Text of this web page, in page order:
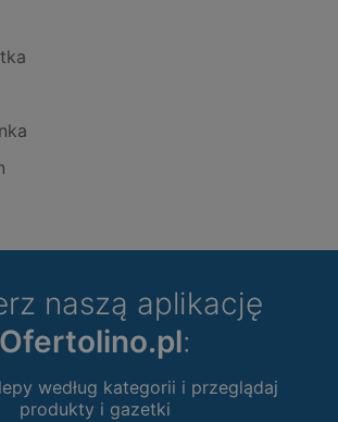
naszą aplikację
Ofertolino.pl:
według kategorii i przeglądaj
produkty i gazetki